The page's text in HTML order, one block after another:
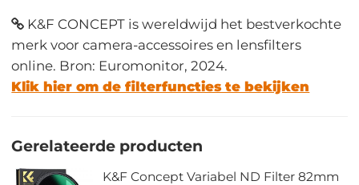
K&F CONCEPT is wereldwijd het bestverkochte
merk voor camera-accessoires en lensfilters
online. Bron: Euromonitor, 2024.
Klik hier om de filterfuncties te bekijken
Gerelateerde producten
K&F Concept Variabel ND Filter 82mm